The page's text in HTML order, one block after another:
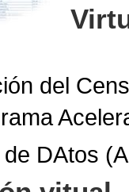
del
DAtos